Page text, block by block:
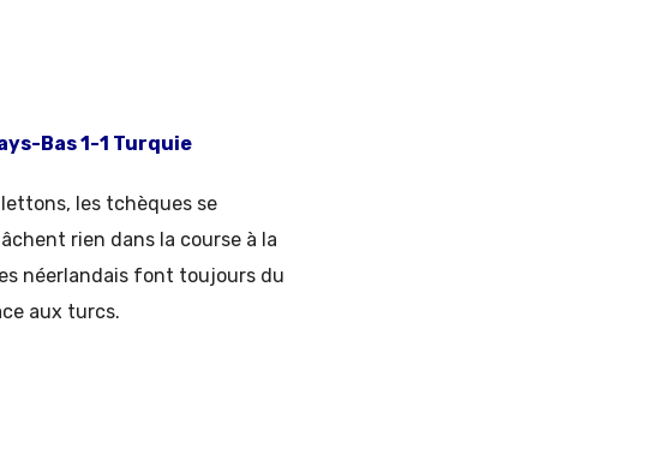
Bas 1-1 Turquie
les tchèques se
rien dans la course à la
néerlandais font toujours du
aux turcs.